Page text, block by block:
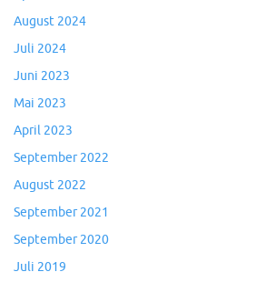
August 2024
Juli 2024
Juni 2023
Mai 2023
April 2023
September 2022
August 2022
September 2021
September 2020
Juli 2019